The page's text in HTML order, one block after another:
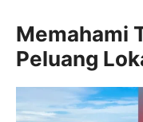
Memahami
Peluang